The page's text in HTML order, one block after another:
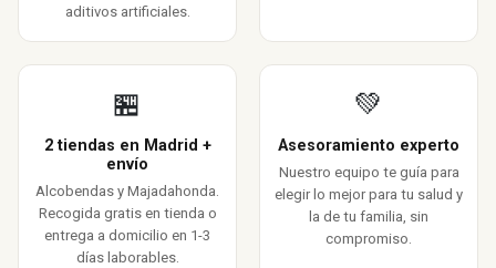
aditivos artificiales.
🏪
2 tiendas en Madrid +
envío
Alcobendas y Majadahonda.
Recogida gratis en tienda o
entrega a domicilio en 1-3
días laborables.
💚
Asesoramiento experto
Nuestro equipo te guía para
elegir lo mejor para tu salud y
la de tu familia, sin
compromiso.